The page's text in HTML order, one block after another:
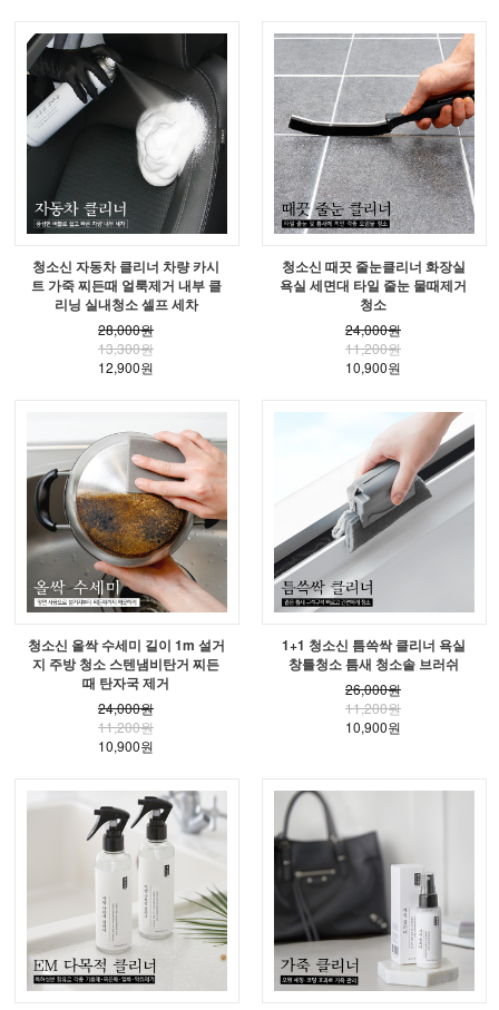
청소신 자동차 클리너 차량 카시
트 가죽 찌든때 얼룩제거 내부 클
리닝 실내청소 셀프 세차
28,000원
13,300원
12,900원
청소신 때끗 줄눈클리너 화장실
욕실 세면대 타일 줄눈 물때제거
청소
24,000원
11,200원
10,900원
청소신 올싹 수세미 길이 1m 설거
지 주방 청소 스텐냄비탄거 찌든
때 탄자국 제거
24,000원
11,200원
10,900원
1+1 청소신 틈쓱싹 클리너 욕실
창틀청소 틈새 청소솔 브러쉬
26,000원
11,200원
10,900원